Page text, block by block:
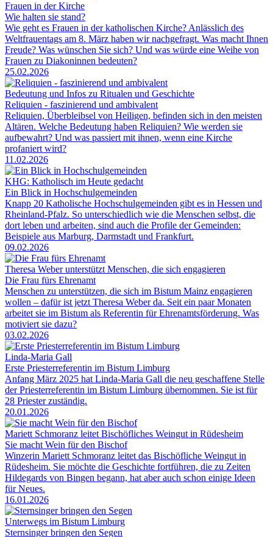
Frauen in der Kirche
Wie halten sie stand?
Wie geht es Frauen in der katholischen Kirche? Anlässlich des
Weltfrauentags am 8. März haben wir nachgefragt. Was macht Ihnen
Freude? Was wünschen Sie sich? Und was würde eine Weihe von
Frauen zu Diakoninnen bedeuten?
25.02.2026
Bedeutung und Infos zu Ritualen und Geschichte
Reliquien - faszinierend und ambivalent
Reliquien, Überbleibsel von Heiligen, befinden sich in den meisten
Altären. Welche Bedeutung haben Reliquien? Wie werden sie
aufbewahrt? Und was passiert mit ihnen, wenn eine Kirche
profaniert wird?
11.02.2026
KHG: Katholisch im Heute gedacht
Ein Blick in Hochschulgemeinden
Knapp 20 Katholische Hochschulgemeinden gibt es in Hessen und
Rheinland-Pfalz. So unterschiedlich wie die Menschen selbst, die
dort leben und arbeiten, sind auch die Profile der Gemeinden:
Beispiele aus Marburg, Darmstadt und Frankfurt.
09.02.2026
Theresa Weber unterstützt Menschen, die sich engagieren
Die Frau fürs Ehrenamt
Menschen zu unterstützen, die sich im Bistum Mainz engagieren
wollen – dafür ist jetzt Theresa Weber da. Seit ein paar Monaten
arbeitet sie im Bistum als Referentin für Ehrenamtsförderung. Was
motiviert sie dazu?
03.02.2026
Linda-Maria Gall
Erste Priesterreferentin im Bistum Limburg
Anfang März 2025 hat Linda-Maria Gall die neu geschaffene Stelle
der Priesterreferentin im Bistum Limburg übernommen. Sie ist für
28 Priester zuständig.
20.01.2026
Mariett Schmoranz leitet Bischöfliches Weingut in Rüdesheim
Sie macht Wein für den Bischof
Winzerin Mariett Schmoranz leitet das Bischöfliche Weingut in
Rüdesheim. Sie möchte die Geschichte fortführen, die zu Zeiten
Hildegards von Bingen begann, hat aber auch schon einige Ideen
für Neues.
16.01.2026
Unterwegs im Bistum Limburg
Sternsinger bringen den Segen